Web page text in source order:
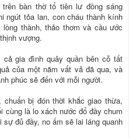
bàn thờ tổ tiên lư đồng sáng
ngút tỏa lan, con cháu thành kính
thành, thảo thơm và cầu ước
vượng.
cả gia đình quây quần bên cỗ tất
của một năm vất vả đã qua, và
phúc sẽ đến với mỗi người.
bị đón thời khắc giao thừa,
cùng là lo xách nước đổ đầy chum
đủ đầy, no ấm sẽ lai láng quanh